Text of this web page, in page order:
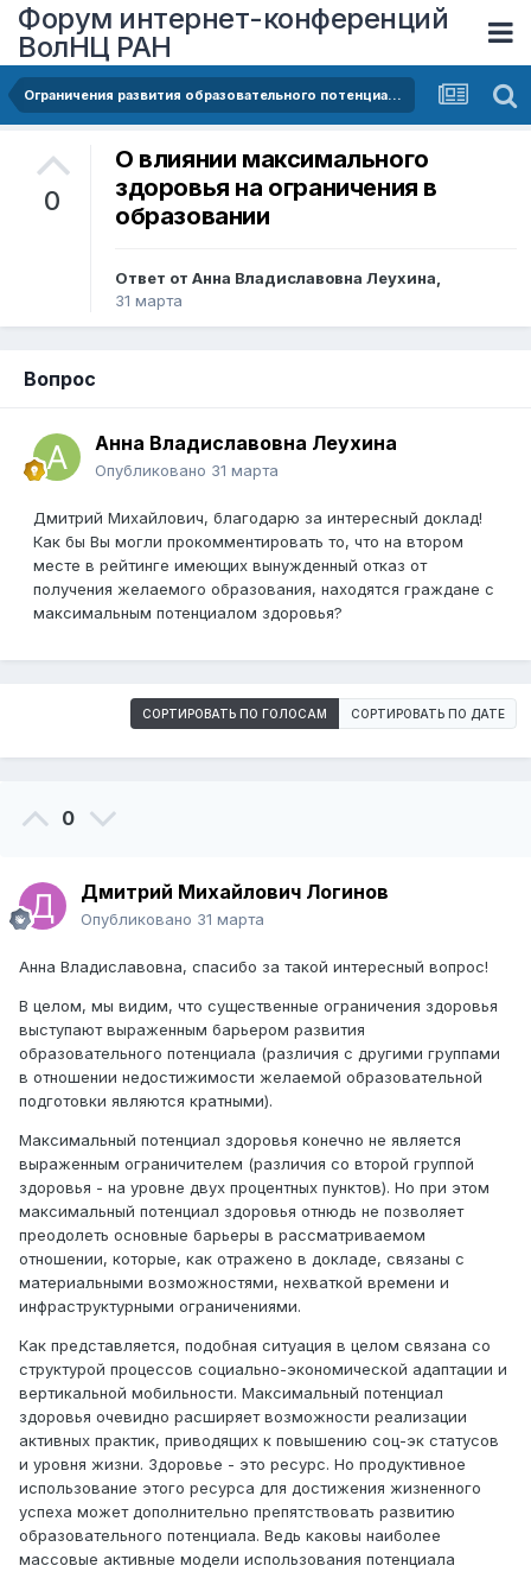
Форум интернет-конференций
ВолНЦ РАН
Ограничения развития образовательного потенциала россиян
0
О влиянии максимального
здоровья на ограничения в
образовании
Ответ от Анна Владиславовна Леухина,
31 марта
Вопрос
Анна Владиславовна Леухина
Опубликовано 31 марта
Дмитрий Михайлович, благодарю за интересный доклад!
Как бы Вы могли прокомментировать то, что на втором
месте в рейтинге имеющих вынужденный отказ от
получения желаемого образования, находятся граждане с
максимальным потенциалом здоровья?
СОРТИРОВАТЬ ПО ГОЛОСАМ СОРТИРОВАТЬ ПО ДАТЕ
0
Дмитрий Михайлович Логинов
Опубликовано 31 марта
Анна Владиславовна, спасибо за такой интересный вопрос!
В целом, мы видим, что существенные ограничения здоровья
выступают выраженным барьером развития
образовательного потенциала (различия с другими группами
в отношении недостижимости желаемой образовательной
подготовки являются кратными).
Максимальный потенциал здоровья конечно не является
выраженным ограничителем (различия со второй группой
здоровья - на уровне двух процентных пунктов). Но при этом
максимальный потенциал здоровья отнюдь не позволяет
преодолеть основные барьеры в рассматриваемом
отношении, которые, как отражено в докладе, связаны с
материальными возможностями, нехваткой времени и
инфраструктурными ограничениями.
Как представляется, подобная ситуация в целом связана со
структурой процессов социально-экономической адаптации и
вертикальной мобильности. Максимальный потенциал
здоровья очевидно расширяет возможности реализации
активных практик, приводящих к повышению соц-эк статусов
и уровня жизни. Здоровье - это ресурс. Но продуктивное
использование этого ресурса для достижения жизненного
успеха может дополнительно препятствовать развитию
образовательного потенциала. Ведь каковы наиболее
массовые активные модели использования потенциала